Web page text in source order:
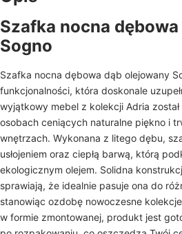
Szafka nocna
Sogno
Szafka nocna dębowa dąb olejowany
funkcjonalności, która doskonale
wyjątkowy mebel z kolekcji Adria
osobach ceniących naturalne piękno i
wnętrzach. Wykonana z litego dębu,
usłojeniem oraz ciepłą barwą, którą
ekologicznym olejem. Solidna
sprawiają, że idealnie pasuje ona do
stanowiąc ozdobę nowoczesne
w formie zmontowanej, produkt jest